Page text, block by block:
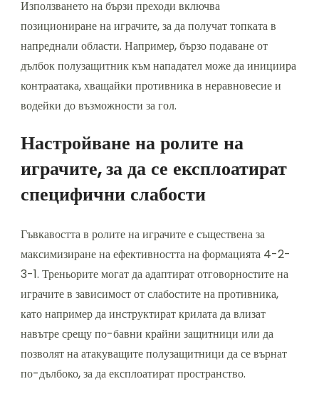
Използването на бързи преходи включва
позициониране на играчите, за да получат топката в
напреднали области. Например, бързо подаване от
дълбок полузащитник към нападател може да инициира
контраатака, хващайки противника в неравновесие и
водейки до възможности за гол.
Настройване на ролите на
играчите, за да се експлоатират
специфични слабости
Гъвкавостта в ролите на играчите е съществена за
максимизиране на ефективността на формацията 4-2-
3-1. Треньорите могат да адаптират отговорностите на
играчите в зависимост от слабостите на противника,
като например да инструктират крилата да влизат
навътре срещу по-бавни крайни защитници или да
позволят на атакуващите полузащитници да се върнат
по-дълбоко, за да експлоатират пространство.